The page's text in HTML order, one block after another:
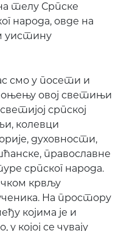
телу Српске
народа, овде на
уистину
смо у посети и
овој светињи
српској
колевци
духовности,
православне
српског народа.
крвљу
На простору
којима је и
којој се чувају